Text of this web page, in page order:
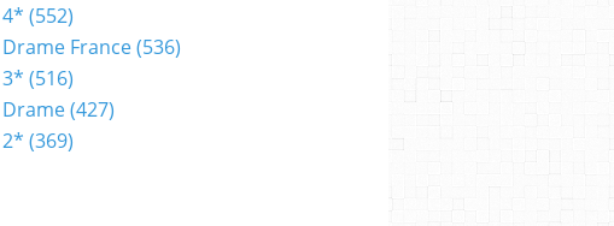
4* (552)
Drame France(536)
3* (516)
Drame(427)
2* (369)